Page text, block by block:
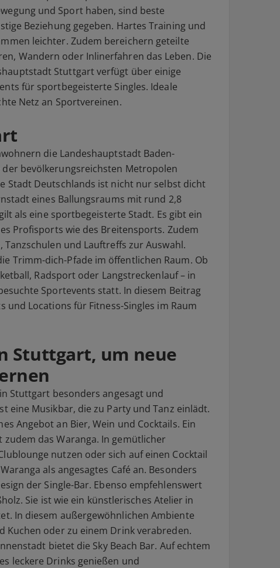
und Sport haben, sind beste
Beziehung gegeben. Hartes Training und
leichter. Zudem bereichern geteilte
Wandern oder Inlinerfahren das Leben. Die
Stuttgart verfügt über einige
für sportbegeisterte Singles. Ideale
Netz an Sportvereinen.
die Landeshauptstadt Baden-
bevölkerungsreichsten Metropolen
Stadt Deutschlands ist nicht nur selbst dicht
eines Ballungsraums mit rund 2,8
als eine sportbegeisterte Stadt. Es gibt ein
Profisports wie des Breitensports. Zudem
und Lauftreffs zur Auswahl.
Trimm-dich-Pfade im öffentlichen Raum. Ob
Radsport oder Langstreckenlauf – in
Sportevents statt. In diesem Beitrag
und Locations für Fitness-Singles im Raum
Stuttgart, um neue
Stuttgart besonders angesagt und
eine Musikbar, die zu Party und Tanz einlädt.
Angebot an Bier, Wein und Cocktails. Ein
das Waranga. In gemütlicher
nutzen oder sich auf einen Cocktail
als angesagtes Café an. Besonders
der Single-Bar. Ebenso empfehlenswert
Sie ist wie ein künstlerisches Atelier in
In diesem außergewöhnlichen Ambiente
Kuchen oder zu einem Drink verabreden.
bietet die Sky Beach Bar. Auf echtem
leckere Drinks genießen und